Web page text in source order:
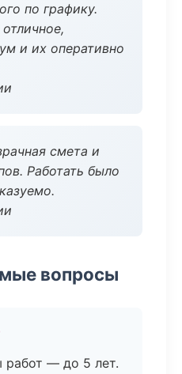
по графику.
и их оперативно
смета и
Работать было
вопросы
— до 5 лет.